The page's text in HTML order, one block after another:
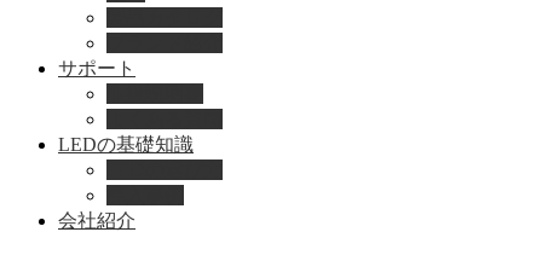
サポート
LEDの基礎知識
会社紹介